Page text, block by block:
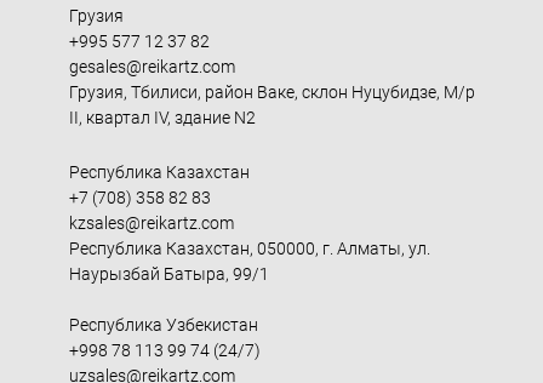
Грузия
+995 577 12 37 82
gesales@reikartz.com
Грузия, Тбилиси, район Ваке, склон Нуцубидзе, М/р
II, квартал IV, здание N2
Республика Казахстан
+7 (708) 358 82 83
kzsales@reikartz.com
Республика Казахстан, 050000, г. Алматы, ул.
Наурызбай Батыра, 99/1
Республика Узбекистан
+998 78 113 99 74 (24/7)
uzsales@reikartz.com